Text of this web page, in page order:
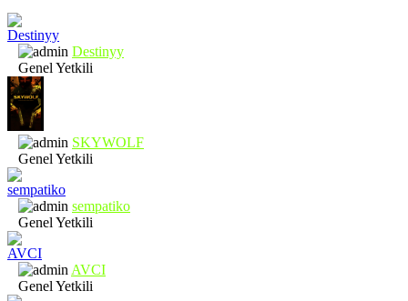
Destinyy
Genel Yetkili
SKYWOLF
Genel Yetkili
sempatiko
Genel Yetkili
AVCI
Genel Yetkili